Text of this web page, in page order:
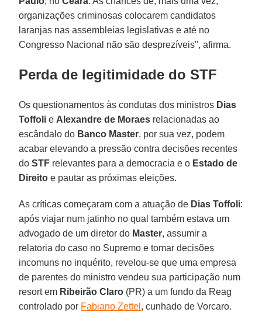
organizações criminosas colocarem candidatos
laranjas nas assembleias legislativas e até no
Congresso Nacional não são desprezíveis", afirma.
Perda de legitimidade do STF
Os questionamentos às condutas dos ministros Dias
Toffoli e Alexandre de Moraes relacionadas ao
escândalo do Banco Master, por sua vez, podem
acabar elevando a pressão contra decisões recentes
doSTF relevantes para a democracia e o Estado de
Direito e pautar as próximas eleições.
As críticas começaram com a atuação de Dias Toffoli:
após viajar num jatinho no qual também estava um
advogado de um diretor do Master, assumir a
relatoria do caso no Supremo e tomar decisões
incomuns no inquérito, revelou-se que uma empresa
de parentes do ministro vendeu sua participação num
resort em Ribeirão Claro (PR) a um fundo da Reag
controlado por Fabiano Zettel , cunhado de Vorcaro.